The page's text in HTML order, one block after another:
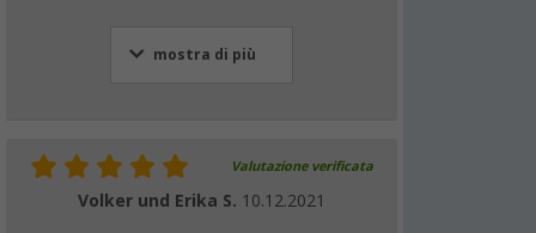
mostra di più
Valutazione verificata
Volker und Erika S. 10.12.2021